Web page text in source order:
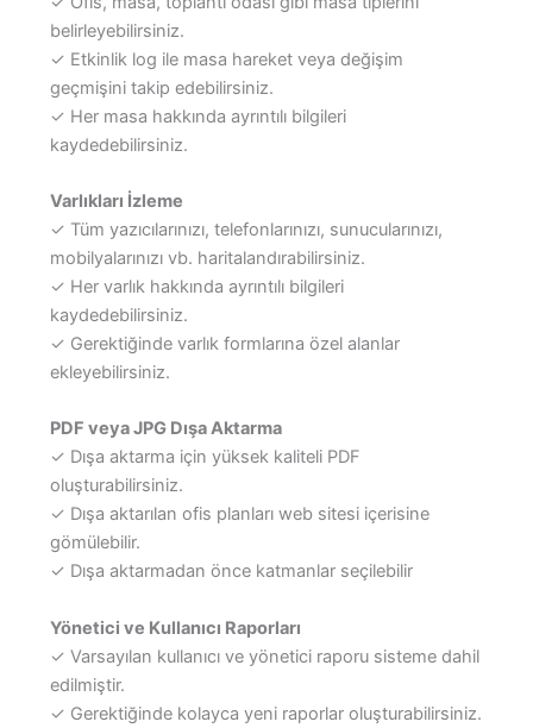
belirleyebilirsiniz.
✓ Etkinlik log ile masa hareket veya değişim
geçmişini takip edebilirsiniz.
✓ Her masa hakkında ayrıntılı bilgileri
kaydedebilirsiniz.
Varlıkları İzleme
✓ Tüm yazıcılarınızı, telefonlarınızı, sunucularınızı,
mobilyalarınızı vb. haritalandırabilirsiniz.
✓ Her varlık hakkında ayrıntılı bilgileri
kaydedebilirsiniz.
✓ Gerektiğinde varlık formlarına özel alanlar
ekleyebilirsiniz.
PDF veya JPG Dışa Aktarma
✓ Dışa aktarma için yüksek kaliteli PDF
oluşturabilirsiniz.
✓ Dışa aktarılan ofis planları web sitesi içerisine
gömülebilir.
✓ Dışa aktarmadan önce katmanlar seçilebilir
Yönetici ve Kullanıcı Raporları
✓ Varsayılan kullanıcı ve yönetici raporu sisteme dahil
edilmiştir.
✓ Gerektiğinde kolayca yeni raporlar oluşturabilirsiniz.